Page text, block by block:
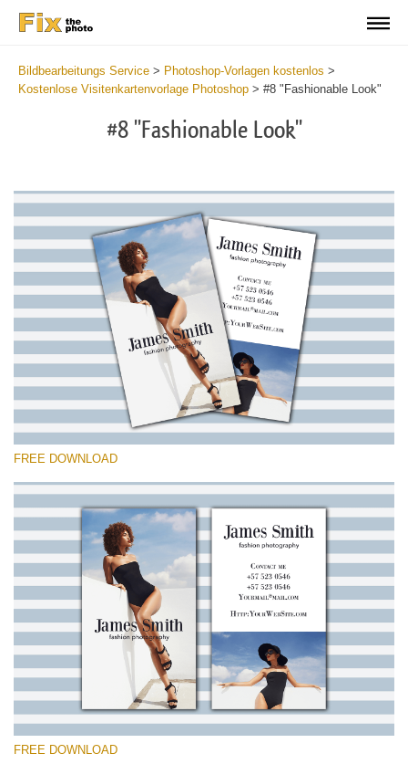
Bildbearbeitungs Service > Photoshop-Vorlagen kostenlos >
Kostenlose Visitenkartenvorlage Photoshop > #8 "Fashionable Look"
#8 "Fashionable Look"
Bitte wählen Sie
Free Template #8
Marketing Templates Photography
Kostenloser Download
FREE DOWNLOAD
FREE DOWNLOAD